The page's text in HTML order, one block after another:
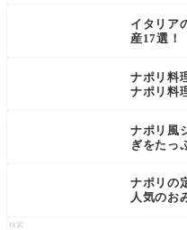
イタリア
産17選！
ナポリ料
ナポリ料
ナポリ風
ぎをたっ
ナポリの
人気のお